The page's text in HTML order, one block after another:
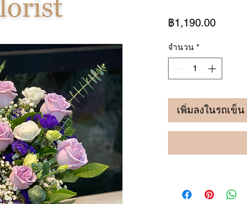
฿1,190.00ราคา
จำนวน *
เพิ่มลงในรถเข็น